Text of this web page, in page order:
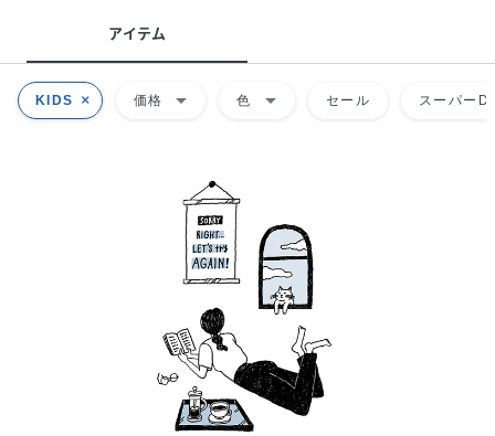
アイテム
KIDS 価格 arrow_drop_down 色 arrow_drop_down セール スーパー